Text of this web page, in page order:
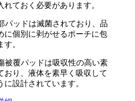
れておく必要があります。
パッドは滅菌されており、品
に個別に剥がせるポーチに包
。
被覆パッドは吸収性の高い素
おり、液体を素早く吸収して
に設計されています。